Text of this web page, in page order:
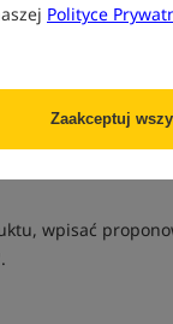
Polityce
Zaakceptuj
i zalogowany
terminie.
wpisać